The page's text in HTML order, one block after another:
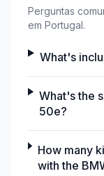
Perguntas
em Portugal.
What's
What's the
50e?
How many
with the